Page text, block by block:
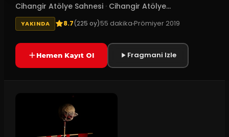
Cihangir Atölye Sahnesi · Cihangir Atölye...
YAKINDA 8.7(225 oy)55 dakikaPrömiyer 2019
Hemen Kayıt Ol Fragmani Izle